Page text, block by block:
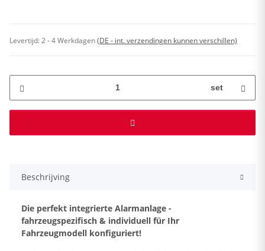
Levertijd:2 - 4 Werkdagen(DE - int. verzendingen kunnen verschillen)
set
Beschrijving
Die perfekt integrierte Alarmanlage -
fahrzeugspezifisch & individuell für Ihr
Fahrzeugmodell konfiguriert!